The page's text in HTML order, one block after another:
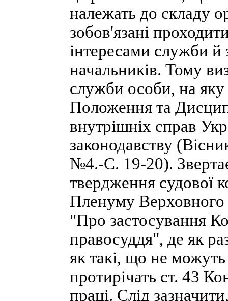
належать до складу
зобов'язані
інтересами служби й
начальників. Тому
служби особи, на
Положення та
внутрішніх справ
законодавству
№4.-С. 19-20).
твердження судової
Пленуму
"Про застосування
правосуддя", де як
як такі, що не можуть
протирічать ст. 43
праці. Слід